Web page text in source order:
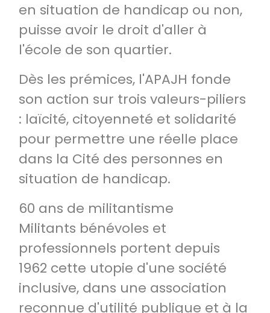
en situation de handicap ou non,
puisse avoir le droit d'aller à
l'école de son quartier.
Dès les prémices, l'APAJH fonde
son action sur trois valeurs-piliers
: laïcité, citoyenneté et solidarité
pour permettre une réelle place
dans la Cité des personnes en
situation de handicap.
60 ans de militantisme
Militants bénévoles et
professionnels portent depuis
1962 cette utopie d'une société
inclusive, dans une association
reconnue d'utilité publique et à la